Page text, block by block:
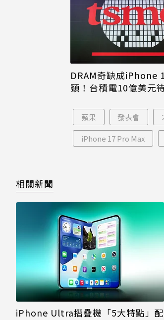
DRAM奇缺成iPhone
頸！台積電10億美元
蘋果 發表會
iPhone 17 Pro Max
相關新聞
iPhone Ultra摺疊機「5大特點」配